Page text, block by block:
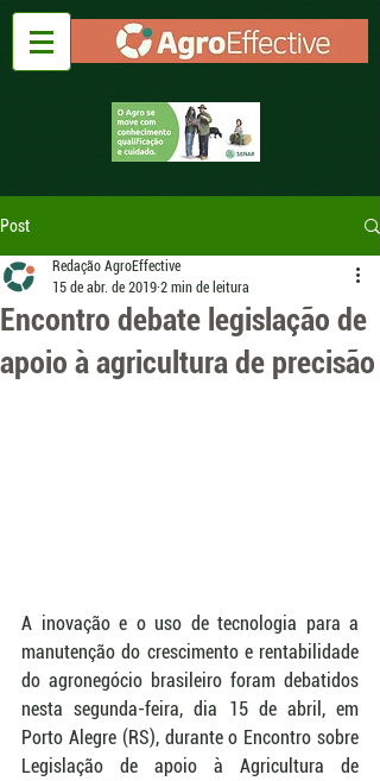
Post
Encontro debate legislação de
apoio à agricultura de precisão
Redação AgroEffective
15 de abr. de 2019 2 min de leitura
A inovação e o uso de tecnologia para a
manutenção do crescimento e rentabilidade
do agronegócio brasileiro foram debatidos
nesta segunda-feira, dia 15 de abril, em
Porto Alegre (RS), durante o Encontro sobre
Legislação de apoio à Agricultura de